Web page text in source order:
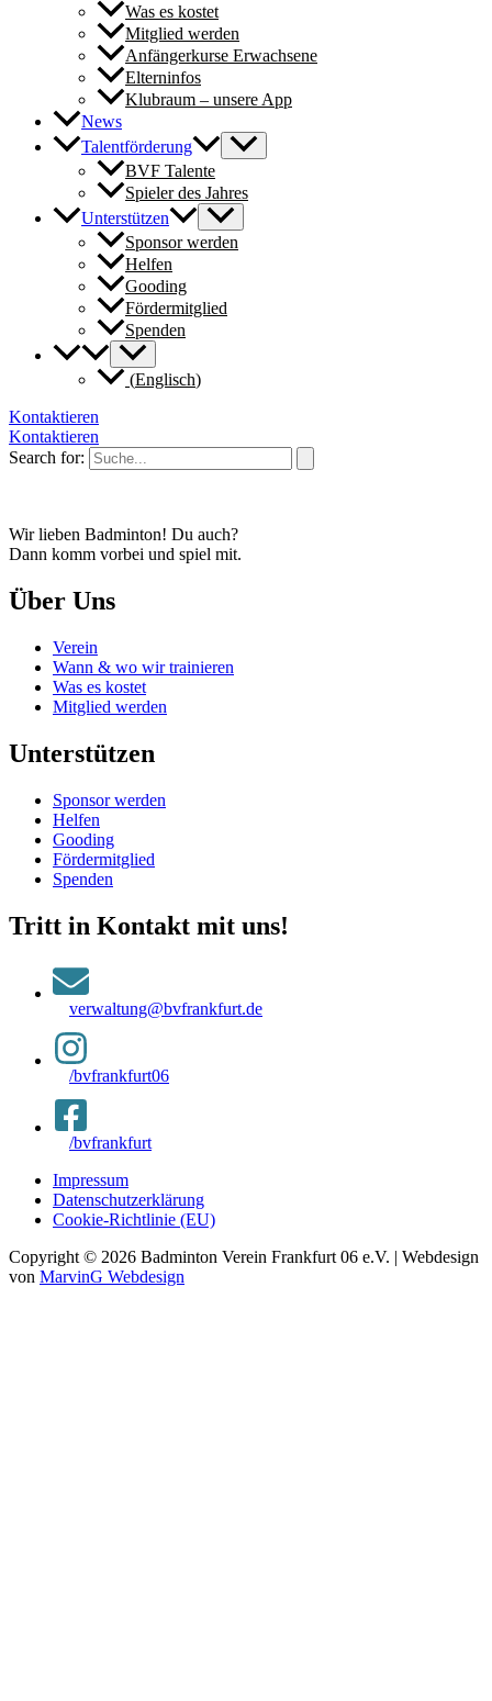
Was es kostet
Mitglied werden
Anfängerkurse Erwachsene
Elterninfos
Klubraum – unsere App
News
Talentförderung
BVF Talente
Spieler des Jahres
Unterstützen
Sponsor werden
Helfen
Gooding
Fördermitglied
Spenden
(Englisch)
Kontaktieren
Kontaktieren
Search for:
Wir lieben Badminton! Du auch?
Dann komm vorbei und spiel mit.
Über Uns
Verein
Wann & wo wir trainieren
Was es kostet
Mitglied werden
Unterstützen
Sponsor werden
Helfen
Gooding
Fördermitglied
Spenden
Tritt in Kontakt mit uns!
verwaltung@bvfrankfurt.de
/bvfrankfurt06
/bvfrankfurt
Impressum
Datenschutzerklärung
Cookie-Richtlinie (EU)
Copyright © 2026 Badminton Verein Frankfurt 06 e.V. | Webdesign
von MarvinG Webdesign